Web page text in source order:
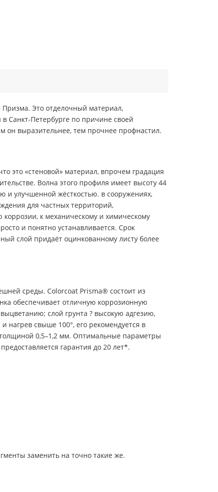
Это отделочный материал,
Санкт-Петербурге по причине своей
выразительнее, тем прочнее профнастил.
это «стеновой» материал, впрочем градация
Волна этого профиля имеет высоту 44
и улучшенной жёсткостью. в сооружениях,
для частных территорий,
к механическому и химическому
и понятно устанавливается. Срок
слой придаёт оцинкованному листу более
среды. Colorcoat Prisma® состоит из
обеспечивает отличную коррозионную
слой грунта ? высокую адгезию,
нагрев свыше 100°, его рекомендуется в
0,5–1,2 мм. Оптимальные параметры
гарантия до 20 лет*.
заменить на точно такие же.